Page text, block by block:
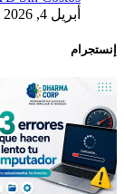
أبريل 4, 2026
إنستجرام